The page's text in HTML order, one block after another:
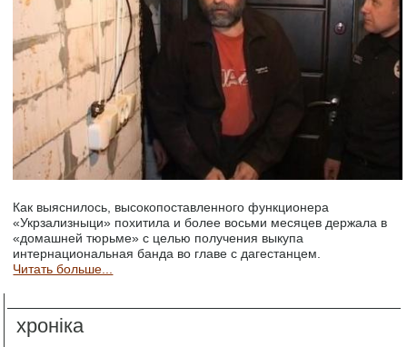
Как выяснилось, высокопоставленного функционера
«Укрзализныци» похитила и более восьми месяцев держала в
«домашней тюрьме» с целью получения выкупа
интернациональная банда во главе с дагестанцем.
Читать больше...
хроніка